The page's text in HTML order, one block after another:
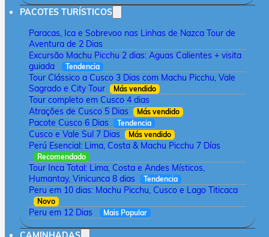
PACOTES TURÍSTICOS
Paracas, Ica e Sobrevoo nas Linhas de Nazca Tour de
Aventura de 2 Dias
Excursão Machu Picchu 2 dias: Aguas Calientes + visita
guiada
Tendencia
Tour Clássico a Cusco 3 Dias com Machu Picchu, Vale
Sagrado e City Tour
Más vendido
Tour completo em Cusco 4 dias
Atrações de Cusco 5 Dias
Más vendido
Pacote Cusco 6 Dias Tendencia
Cusco e Vale Sul 7 Dias Más vendido
Perú Esencial: Lima, Costa & Machu Picchu 7 Días
Recomendado
Tour Inca Total: Lima, Costa e Andes Místicos,
Humantay, Vinicunca 8 dias
Tendencia
Peru em 10 dias: Machu Picchu, Cusco e Lago Titicaca
Novo
Peru em 12 Dias Mais Popular